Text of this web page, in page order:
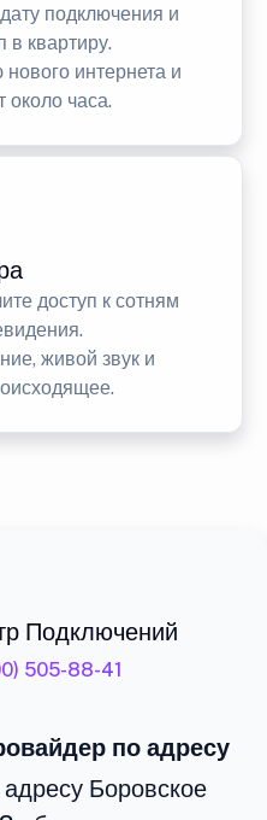
подключения и
в квартиру.
интернета и
часа.
доступ к сотням
живой звук и
Подключений
505-88-41
по адресу
Боровское